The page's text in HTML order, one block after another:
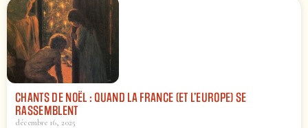
CHANTS DE NOËL : QUAND LA FRANCE (ET L’EUROPE) SE
RASSEMBLENT
décembre 16, 2025